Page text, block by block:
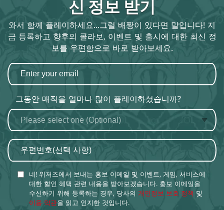
신 정보 받기
와서 함께 플레이하세요...그럴 배짱이 있다면 말입니다! 지
금 등록하고 향후의 콜라보, 이벤트 및 출시에 대한 최신 정
보를 우편함으로 바로 받아보세요.
그동안 매직을 얼마나 많이 플레이하셨습니까?
네! 위저즈에서 보내는 홍보 이메일 및 이벤트, 게임, 서비스에
대한 할인 혜택 관련 내용을 받아보겠습니다. 홍보 이메일을
수신하기 위해 등록하는 경우, 당사의 개인정보 보호 정책 및
이용 약관을 읽고 인지한 것입니다.